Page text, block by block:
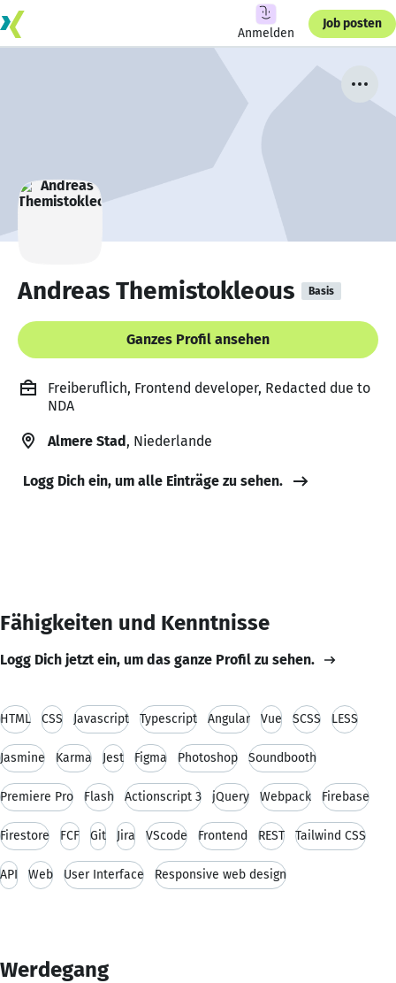
Anmelden
Job posten
Andreas Themistokleous Basis
Ganzes Profil ansehen
Freiberuflich, Frontend developer, Redacted due to
NDA
Almere Stad, Niederlande
Logg Dich ein, um alle Einträge zu sehen.
Fähigkeiten und Kenntnisse
Logg Dich jetzt ein, um das ganze Profil zu sehen.
HTML CSS Javascript Typescript Angular Vue SCSS LESS
Jasmine Karma Jest Figma Photoshop Soundbooth
Premiere Pro Flash Actionscript 3 jQuery Webpack Firebase
Firestore FCF Git Jira VScode Frontend REST Tailwind CSS
API Web User Interface Responsive web design
Werdegang